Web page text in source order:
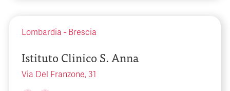
Lombardia - Brescia
Istituto Clinico S. Anna
Via Del Franzone, 31